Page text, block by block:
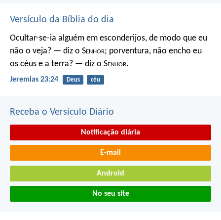
Versículo da Bíblia do dia
Ocultar-se-ia alguém em esconderijos, de modo que eu
não o veja? — diz o Senhor; porventura, não encho eu
os céus e a terra? — diz o Senhor.
Jeremias 23:24 Deus céu
Receba o Versículo Diário
Notificação diária
E-mail
Android
No seu site